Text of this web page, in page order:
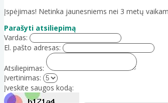
Įspėjimas! Netinka jaunesniems nei 3 metų
Parašyti atsiliepimą
Vardas:
El. pašto adresas:
Atsiliepimas:
Įvertinimas:
Įveskite saugos kodą: